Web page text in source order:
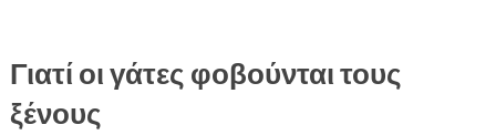
Γιατί οι γάτες φοβούνται τους
ξένους